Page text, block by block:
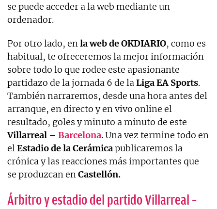
se puede acceder a la web mediante un
ordenador.
Por otro lado, enla web de OKDIARIO, como es
habitual, te ofreceremos la mejor información
sobre todo lo que rodee este apasionante
partidazo de la jornada 6 de laLiga EA Sports.
También narraremos, desde una hora antes del
arranque, en directo y en vivo online el
resultado, goles y minuto a minuto de este
Villarreal – Barcelona. Una vez termine todo en
elEstadio de la Cerámicapublicaremos la
crónica y las reacciones más importantes que
se produzcan enCastellón.
Árbitro y estadio del partido Villarreal –